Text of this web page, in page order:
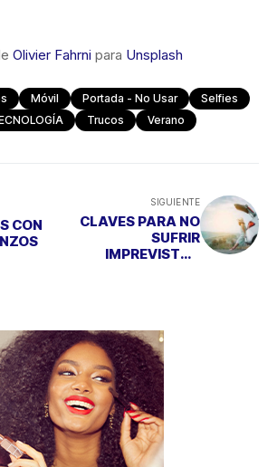
Olivier Fahrni para Unsplash
Móvil Portada - No Usar
Selfies
Trucos Verano
CON
SIGUIENTE
CLAVES PARA NO
SUFRIR
IMPREVISTOS